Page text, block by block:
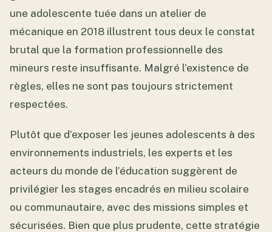
une adolescente tuée dans un atelier de
mécanique en 2018 illustrent tous deux le constat
brutal que la formation professionnelle des
mineurs reste insuffisante. Malgré l’existence de
règles, elles ne sont pas toujours strictement
respectées.
Plutôt que d’exposer les jeunes adolescents à des
environnements industriels, les experts et les
acteurs du monde de l’éducation suggèrent de
privilégier les stages encadrés en milieu scolaire
ou communautaire, avec des missions simples et
sécurisées. Bien que plus prudente, cette stratégie